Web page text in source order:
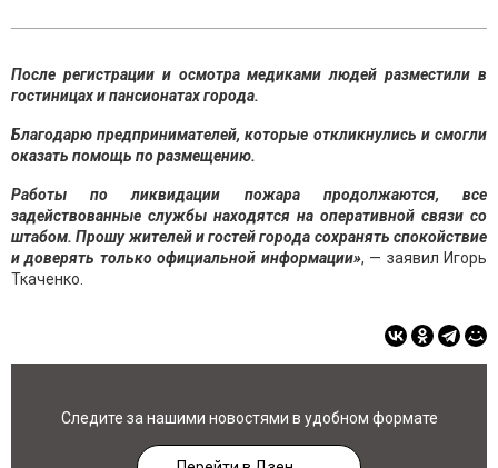
После регистрации и осмотра медиками людей разместили в
гостиницах и пансионатах города.
Благодарю предпринимателей, которые откликнулись и смогли
оказать помощь по размещению.
Работы по ликвидации пожара продолжаются, все
задействованные службы находятся на оперативной связи со
штабом. Прошу жителей и гостей города сохранять спокойствие
и доверять только официальной информации», — заявил Игорь
Ткаченко.
Следите за нашими новостями в удобном формате